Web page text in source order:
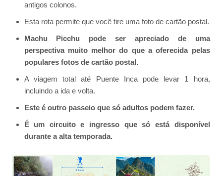
antigos colonos.
Esta rota permite que você tire uma foto de cartão postal.
Machu Picchu pode ser apreciado de uma
perspectiva muito melhor do que a oferecida pelas
populares fotos de cartão postal.
A viagem total até Puente Inca pode levar 1 hora,
incluindo a ida e volta.
Este é outro passeio que só adultos podem fazer.
É um circuito e ingresso que só está disponível
durante a alta temporada.